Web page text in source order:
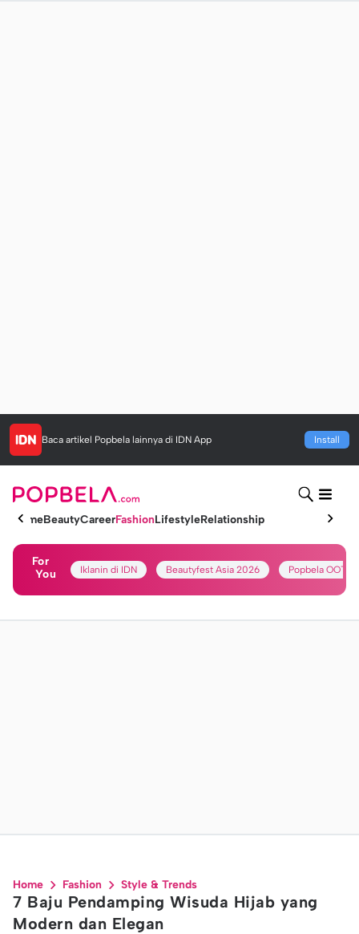
Baca artikel Popbela lainnya di IDN App Install
HomeBeautyCareerFashionLifestyleRelationship
For
You
Iklanin di IDN Beautyfest Asia 2026 Popbela OOTD
Home Fashion Style & Trends
7 Baju Pendamping Wisuda Hijab yang
Modern dan Elegan